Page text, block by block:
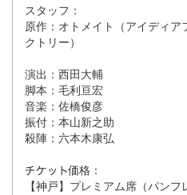
スタッフ：
原作：オトメイト（アイディ
クトリー）
演出：西田大輔
脚本：毛利亘宏
音楽：佐橋俊彦
振付：本山新之助
殺陣：六本木康弘
価格：
【神戸】プレミアム席（パン